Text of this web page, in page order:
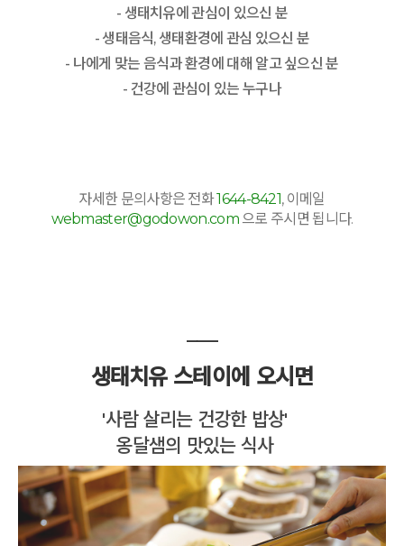
- 생태치유에 관심이 있으신 분
- 생태음식, 생태환경에 관심 있으신 분
- 나에게 맞는 음식과 환경에 대해 알고 싶으신 분
- 건강에 관심이 있는 누구나
자세한 문의사항은 전화1644-8421, 이메일
webmaster@godowon.com으로 주시면 됩니다.
생태치유 스테이에 오시면
'사람 살리는 건강한 밥상'
옹달샘의 맛있는 식사